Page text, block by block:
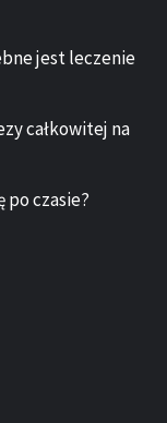
jest leczenie
całkowitej na
po czasie?